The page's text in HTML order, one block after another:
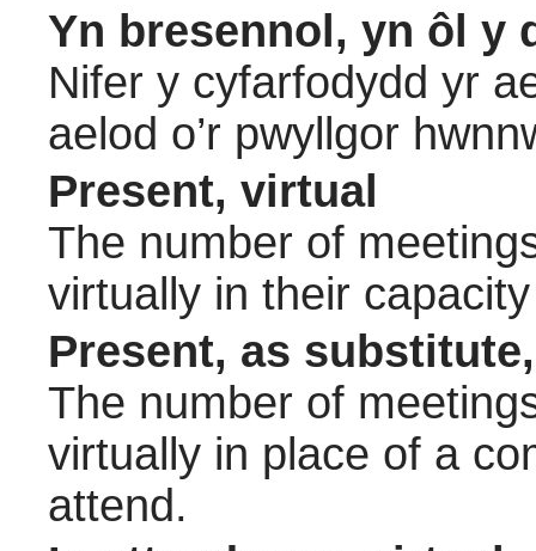
Yn bresennol, yn ôl y
Nifer y cyfarfodydd yr
aelod o’r pwyllgor
Present, virtual
The number of
virtually in their
Present, as
The number of
virtually in place of a
attend.